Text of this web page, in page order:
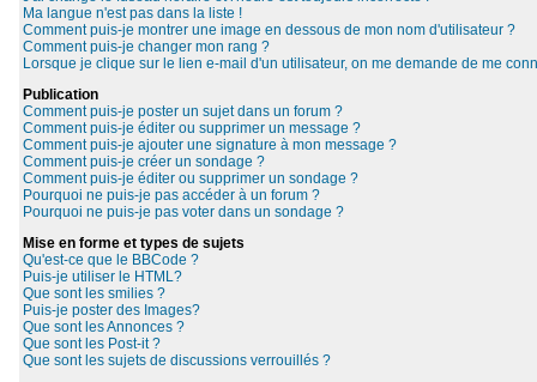
Ma langue n'est pas dans la liste !
Comment puis-je montrer une image en dessous de mon nom d'utilisateur ?
Comment puis-je changer mon rang ?
Lorsque je clique sur le lien e-mail d'un utilisateur, on me demande de me
Publication
Comment puis-je poster un sujet dans un forum ?
Comment puis-je éditer ou supprimer un message ?
Comment puis-je ajouter une signature à mon message ?
Comment puis-je créer un sondage ?
Comment puis-je éditer ou supprimer un sondage ?
Pourquoi ne puis-je pas accéder à un forum ?
Pourquoi ne puis-je pas voter dans un sondage ?
Mise en forme et types de sujets
Qu'est-ce que le BBCode ?
Puis-je utiliser le HTML?
Que sont les smilies ?
Puis-je poster des Images?
Que sont les Annonces ?
Que sont les Post-it ?
Que sont les sujets de discussions verrouillés ?